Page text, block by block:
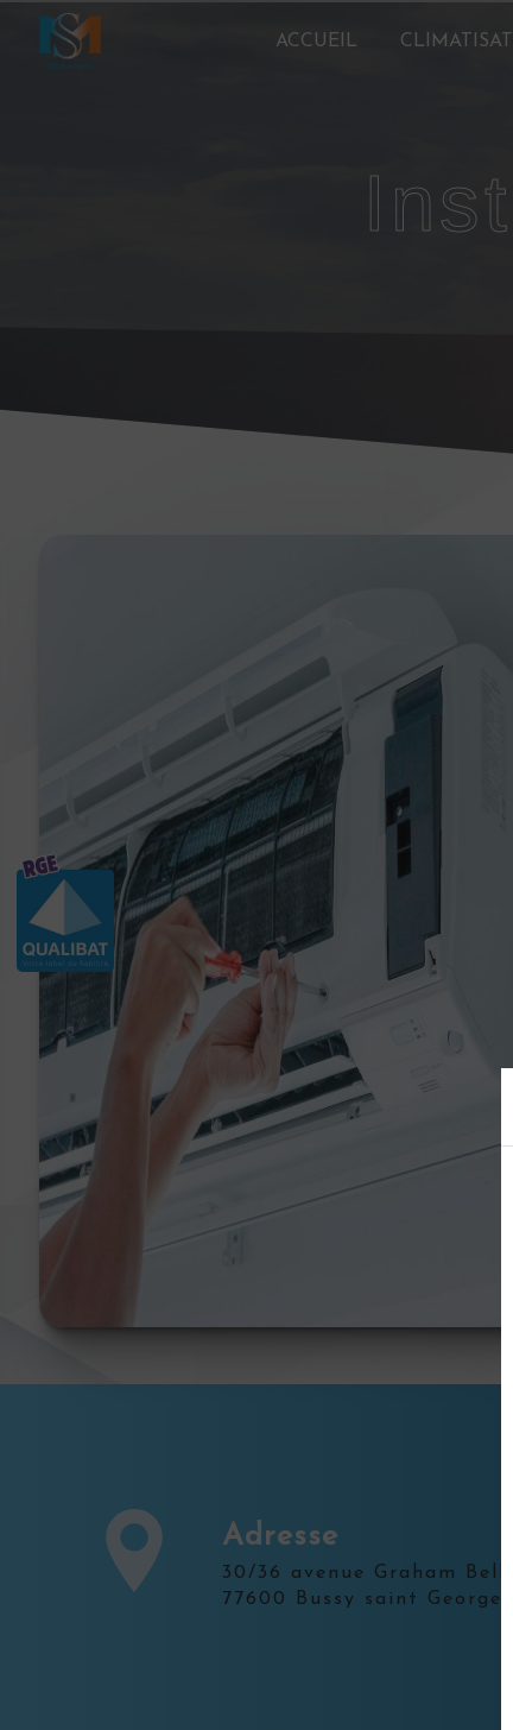
ACCUEIL
Adresse
30/36 avenue Graham Bell
77600 Bussy saint Georges
Panneau de gestion des cookies